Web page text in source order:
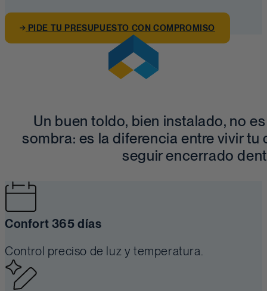
PIDE TU PRESUPUESTO CON COMPROMISO
Un buen toldo, bien instalado, no
sombra: es la diferencia entre vivir tu
seguir encerrado
Confort 365 días
Control preciso de luz y temperatura.